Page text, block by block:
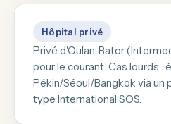
Hôpital privé
Privé d'Oulan-Bator
pour le courant. Cas lourds :
Pékin/Séoul/Bangkok via un
type International SOS.